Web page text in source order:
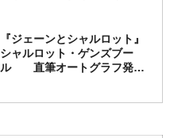
フ発売中
『ジェーンとシャルロット』
シャルロット・ゲンズブー
ル 直筆オートグラフ発売